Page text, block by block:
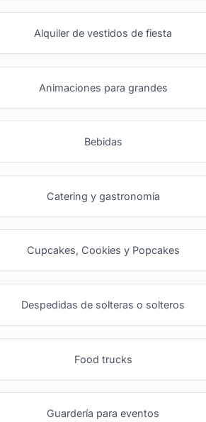
Alquiler de vestidos de fiesta
Animaciones para grandes
Bebidas
Catering y gastronomía
Cupcakes, Cookies y Popcakes
Despedidas de solteras o solteros
Food trucks
Guardería para eventos